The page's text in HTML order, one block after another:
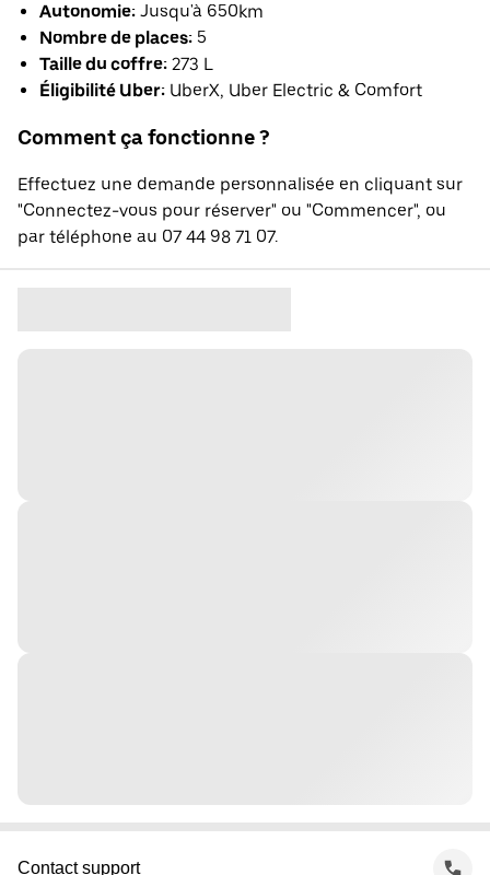
Autonomie: Jusqu'à 650km
Nombre de places: 5
Taille du coffre: 273 L
Éligibilité Uber: UberX, Uber Electric & Comfort
Comment ça fonctionne ?
Effectuez une demande personnalisée en cliquant sur
"Connectez-vous pour réserver" ou "Commencer", ou
par téléphone au 07 44 98 71 07.
Contact support